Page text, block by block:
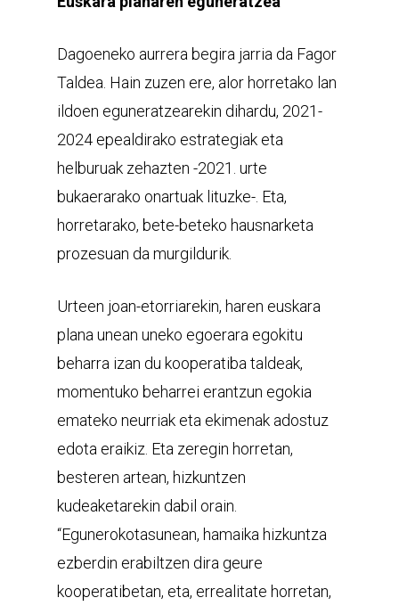
Dagoeneko aurrera begira jarria da Fagor
Taldea. Hain zuzen ere, alor horretako lan
ildoen eguneratzearekin dihardu, 2021-
2024 epealdirako estrategiak eta
helburuak zehazten -2021. urte
bukaerarako onartuak lituzke-. Eta,
horretarako, bete-beteko hausnarketa
prozesuan da murgildurik.
Urteen joan-etorriarekin, haren euskara
plana unean uneko egoerara egokitu
beharra izan du kooperatiba taldeak,
momentuko beharrei erantzun egokia
emateko neurriak eta ekimenak adostuz
edota eraikiz. Eta zeregin horretan,
besteren artean, hizkuntzen
kudeaketarekin dabil orain.
“Egunerokotasunean, hamaika hizkuntza
ezberdin erabiltzen dira geure
kooperatibetan, eta, errealitate horretan,